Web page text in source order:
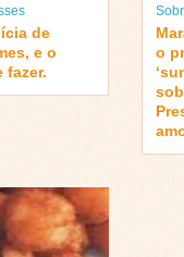
de
e o
fazer.
o